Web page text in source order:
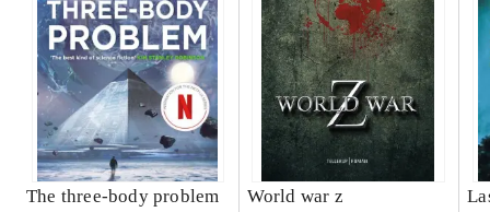
The three-body problem
World war z